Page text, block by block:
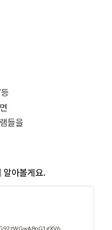
들을
알아볼게요.